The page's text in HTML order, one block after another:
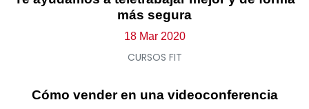
más segura
18 Mar 2020
CURSOS FIT
Cómo vender en una videoconferencia